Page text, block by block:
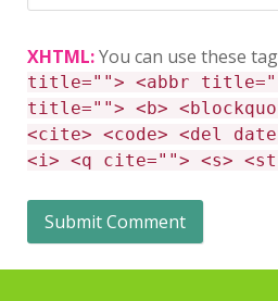
XHTML:You can use these
title=""> <abbr
title=""> <b>
<cite> <code> <del
<i> <q cite=""> <s>